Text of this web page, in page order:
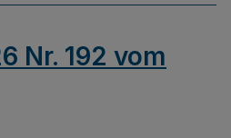
Nr. 192 vom